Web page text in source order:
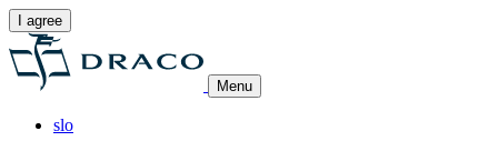
I agree
Menu
slo